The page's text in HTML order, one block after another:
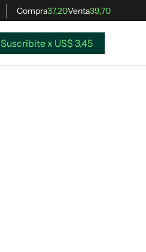
Compra37,20Venta39,70
Suscribite x US$ 3,45